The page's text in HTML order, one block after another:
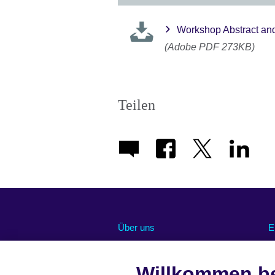
Workshop Abstract
(Adobe PDF 273KB)
Teilen
Über uns
Chancengleichheit und Inklusion